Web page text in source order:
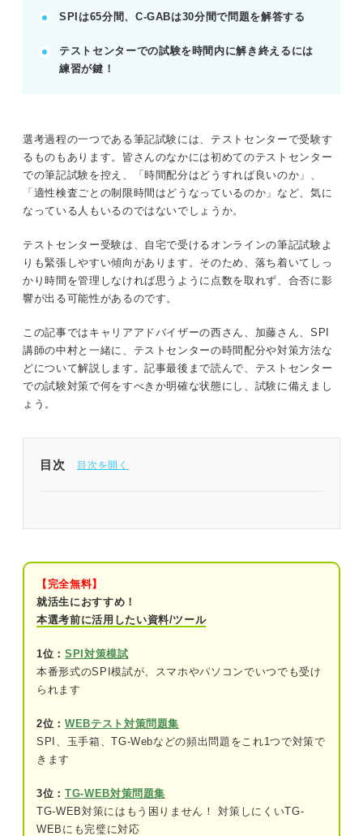
予約時刻から15分以上の遅刻はキャンセル扱いとな
試験会場に時計は持ち込めず、PC画面で時間管理す
る。
試験に臨む準備を。
記事の該当箇所を見る
テストセンターでの試験は時間内にどれだけ解
けるかが通過の鍵！
テストセンターの所要時間は60〜80分！ 自分
が受ける検査の時間を把握しよう
テストセンターで時間内に問題を解く2つのコ
しっかり対策しよう！ テストセンターで時間
内に問題を解き終える練習方法
※AIの特性上、間違いが含まれている場合があります。記事本文
SPIは65分間、C-GABは30分間で問題を解答する
テストセンターでの試験を時間内に解き終えるには
練習が鍵！
選考過程の一つである筆記試験には、テストセンターで受験す
るものもあります。皆さんのなかには初めてのテストセンター
での筆記試験を控え、「時間配分はどうすれば良いのか」、
「適性検査ごとの制限時間はどうなっているのか」など、気に
なっている人もいるのではないでしょうか。
テストセンター受験は、自宅で受けるオンラインの筆記試験よ
りも緊張しやすい傾向があります。そのため、落ち着いてしっ
かり時間を管理しなければ思うように点数を取れず、合否に影
響が出る可能性があるのです。
この記事ではキャリアアドバイザーの西さん、加藤さん、SPI
講師の中村と一緒に、テストセンターの時間配分や対策方法な
どについて解説します。記事最後まで読んで、テストセンター
での試験対策で何をすべきか明確な状態にし、試験に備えまし
ょう。
目次
テストセンターの所要時間は60〜80分！ 自分が受
ける検査の時間を把握しよう
SPI：能力検査と性格検査で65分
と割り切って解く
しっかり対策しよう！ テストセンターで時間内に
問題を解き終える練習方法
【完全無料】
就活生におすすめ！
本選考前に活用したい資料/ツール
1位： SPI対策模試
本番形式のSPI模試が、スマホやパソコンでいつでも受け
られます
2位： WEBテスト対策問題集
SPI、玉手箱、TG-Webなどの頻出問題をこれ1つで対策で
きます
3位： TG-WEB対策問題集
TG-WEB対策にはもう困りません！ 対策しにくいTG-
WEBにも完璧に対応